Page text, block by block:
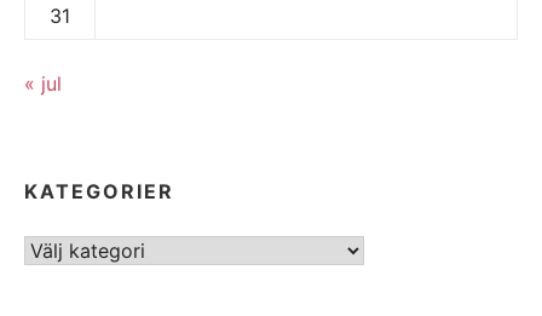
31
« jul
KATEGORIER
Kategorier